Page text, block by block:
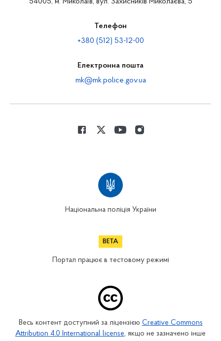
Телефон
+380 (512) 53-12-00
Електронна пошта
mk@mk.police.gov.ua
Національна поліція України
Портал працює в тестовому режимі
Весь контент доступний за ліцензією Creative Commons
Attribution 4.0 International license, якщо не зазначено інше